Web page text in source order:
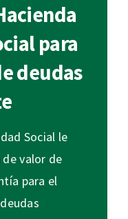
para
deudas
Social le
valor de
para el